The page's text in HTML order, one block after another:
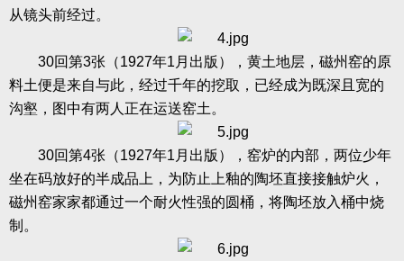
从镜头前经过。
30回第3张（1927年1 月出版），黄土地层，磁州窑的原
料土便是来自与此，经过千年的挖取，已经成为既深且宽的
沟壑，图中有两人正在运送窑土。
30回第4张（1927年1 月出版），窑炉的内部，两位少年
坐在码放好的半成品上，为防止上釉的陶坯直接接触炉火，
磁州窑家家都通过一个耐火性强的圆桶，将陶坯放入桶中烧
制。